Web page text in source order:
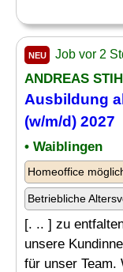
NEU Job vor 2
ANDREAS
Ausbildung
(w/m/d) 2027
• Waiblingen
Homeoffice
Betriebliche
[. .. ] zu
unsere
für unser Team.